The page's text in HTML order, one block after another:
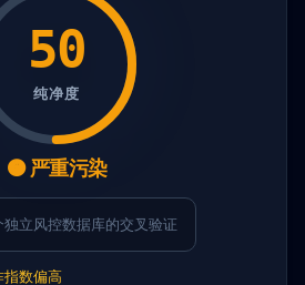
50
纯净度
🟠 严重污染
立风控数据库的交叉验证
指数偏高